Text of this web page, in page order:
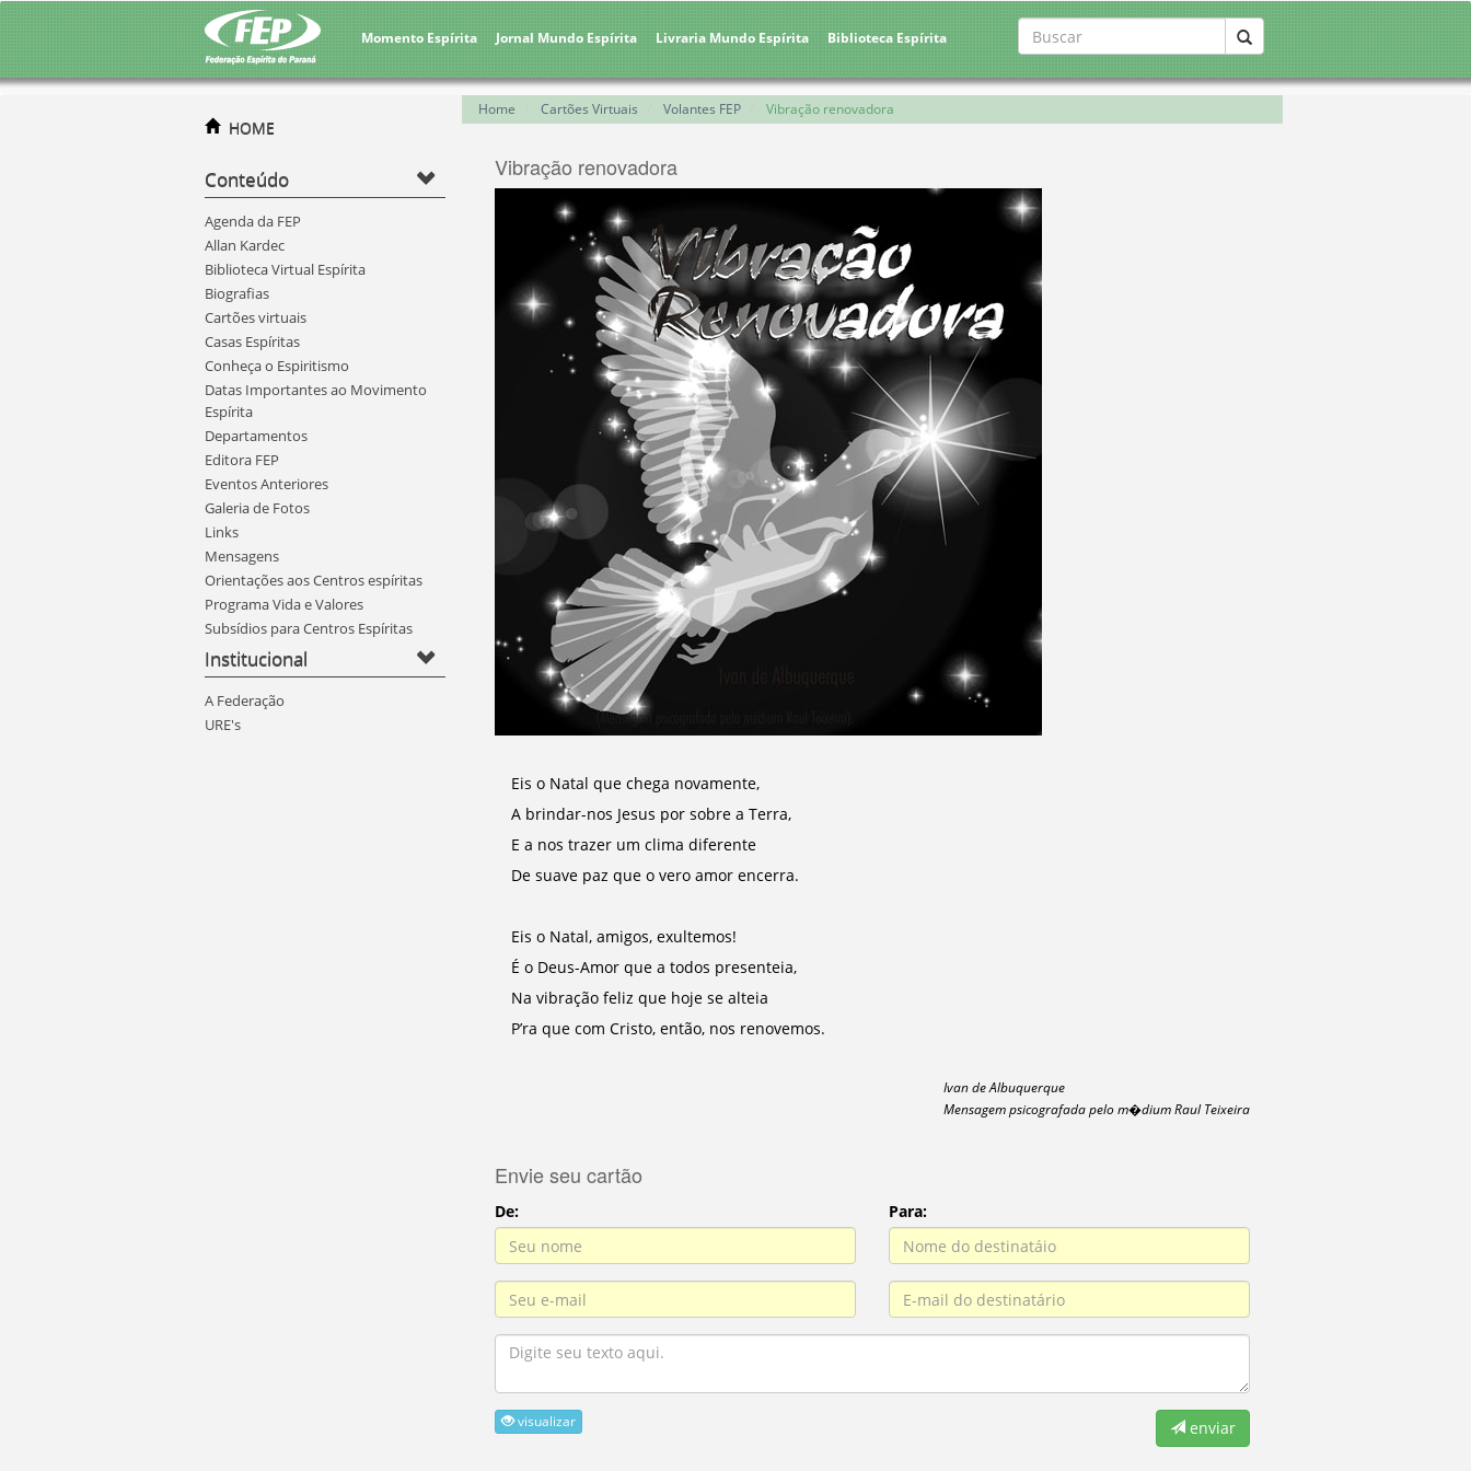
Momento Espírita Jornal Mundo Espírita Livraria Mundo Espírita Biblioteca Espírita
HOME
Conteúdo
Agenda da FEP
Allan Kardec
Biblioteca Virtual Espírita
Biografias
Cartões virtuais
Casas Espíritas
Conheça o Espiritismo
Datas Importantes ao Movimento
Espírita
Departamentos
Editora FEP
Eventos Anteriores
Galeria de Fotos
Links
Mensagens
Orientações aos Centros espíritas
Programa Vida e Valores
Subsídios para Centros Espíritas
Institucional
A Federação
URE's
Home Cartões Virtuais Volantes FEP Vibração renovadora
Vibração renovadora
Eis o Natal que chega novamente,
A brindar-nos Jesus por sobre a Terra,
E a nos trazer um clima diferente
De suave paz que o vero amor encerra.
Eis o Natal, amigos, exultemos!
É o Deus-Amor que a todos presenteia,
Na vibração feliz que hoje se alteia
P’ra que com Cristo, então, nos renovemos.
Ivan de Albuquerque
Mensagem psicografada pelo m�dium Raul Teixeira
Envie seu cartão
De: Para:
enviar
visualizar